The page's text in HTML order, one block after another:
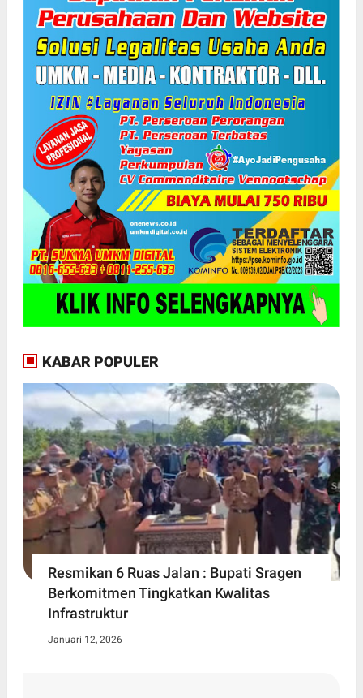
KABAR POPULER
Resmikan 6 Ruas Jalan : Bupati Sragen
Berkomitmen Tingkatkan Kwalitas
Infrastruktur
Januari 12, 2026